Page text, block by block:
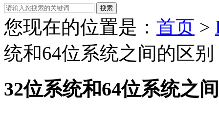
搜索
您现在的位置是： 首页 >
统和64位系统之间的区别
32位系统和64位系统之